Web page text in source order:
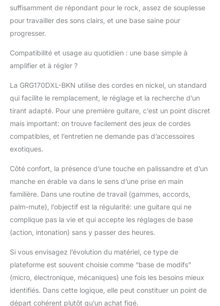
suffisamment de répondant pour le rock, assez de souplesse
pour travailler des sons clairs, et une base saine pour
progresser.
Compatibilité et usage au quotidien : une base simple à
amplifier et à régler ?
La GRG170DXL-BKN utilise des cordes en nickel, un standard
qui facilite le remplacement, le réglage et la recherche d’un
tirant adapté. Pour une première guitare, c’est un point discret
mais important: on trouve facilement des jeux de cordes
compatibles, et l’entretien ne demande pas d’accessoires
exotiques.
Côté confort, la présence d’une touche en palissandre et d’un
manche en érable va dans le sens d’une prise en main
familière. Dans une routine de travail (gammes, accords,
palm-mute), l’objectif est la régularité: une guitare qui ne
complique pas la vie et qui accepte les réglages de base
(action, intonation) sans y passer des heures.
Si vous envisagez l’évolution du matériel, ce type de
plateforme est souvent choisie comme “base de modifs”
(micro, électronique, mécaniques) une fois les besoins mieux
identifiés. Dans cette logique, elle peut constituer un point de
départ cohérent plutôt qu’un achat figé.